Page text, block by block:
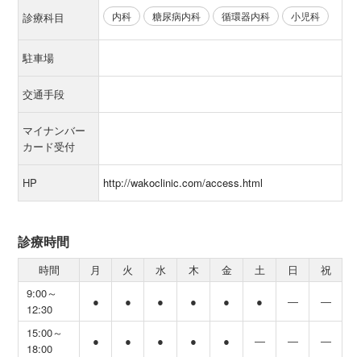
診療科目 内科 糖尿病内科 循環器内科 小児科
駐車場
交通手段
マイナンバー
カード受付
HP http://wakoclinic.com/access.html
診療時間
時間 月 火 水 木 金 土 日
祝
9:00～
12:30
● ● ● ● ● ● ― ―
15:00～
18:00
● ● ● ● ● ― ― ―